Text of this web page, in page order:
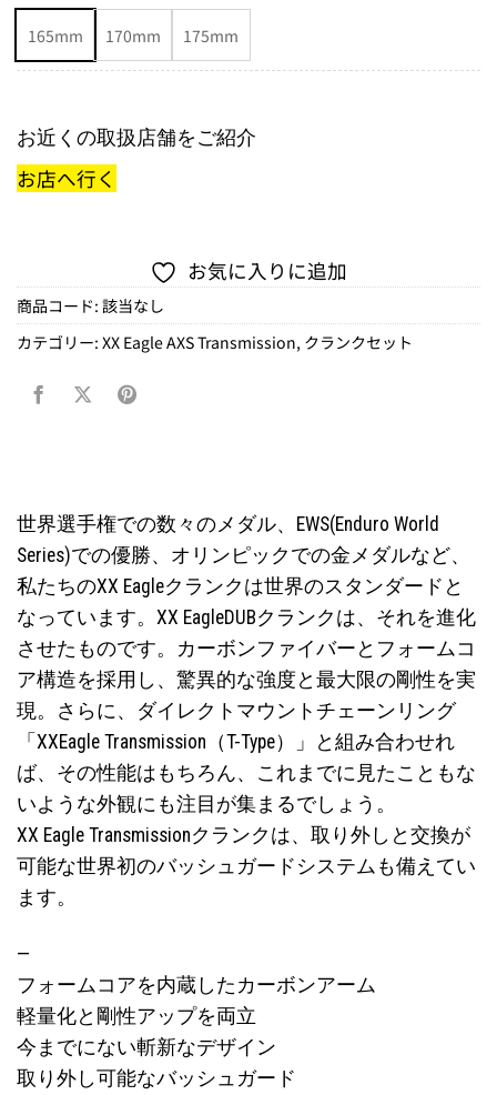
165mm 170mm 175mm
お近くの取扱店舗をご紹介
お店へ行く
お気に入りに追加
商品コード: 該当なし
カテゴリー: XX Eagle AXS Transmission, クランクセット
世界選手権での数々のメダル、EWS(Enduro World
Series)での優勝、オリンピックでの金メダルなど、
私たちのXX Eagleクランクは世界のスタンダードと
なっています。XX EagleDUBクランクは、それを進化
させたものです。カーボンファイバーとフォームコ
ア構造を採用し、驚異的な強度と最大限の剛性を実
現。さらに、ダイレクトマウントチェーンリング
「XXEagle Transmission（T-Type）」と組み合わせれ
ば、その性能はもちろん、これまでに見たこともな
いような外観にも注目が集まるでしょう。
XX Eagle Transmissionクランクは、取り外しと交換が
可能な世界初のバッシュガードシステムも備えてい
ます。
—
フォームコアを内蔵したカーボンアーム
軽量化と剛性アップを両立
今までにない斬新なデザイン
取り外し可能なバッシュガード